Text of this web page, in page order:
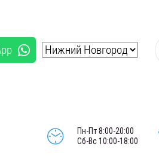
Пн-Пт 8:00-20:00
Сб-Вс 10:00-18:00